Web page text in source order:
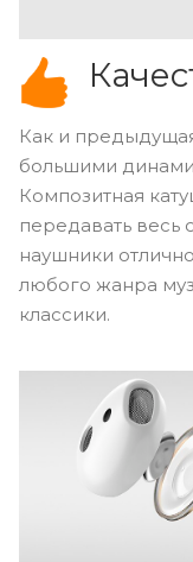
Как и
большими
Композитная
передавать весь
наушники
любого жанра
классики.